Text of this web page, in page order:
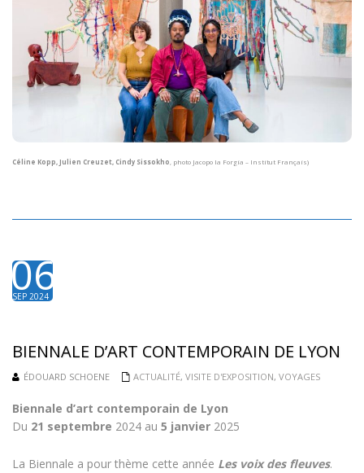
Céline Kopp, Julien Creuzet, Cindy Sissokho, photo Jacopo la Forgia – Institut Français)
06
SEP 2024
BIENNALE D’ART CONTEMPORAIN DE LYON
ÉDOUARD SCHOENE ACTUALITÉ, VISITE D'EXPOSITION, VOYAGES
Biennale d’art contemporain de Lyon
Du 21 septembre 2024 au 5 janvier 2025
La Biennale a pour thème cette année Les voix des fleuves.